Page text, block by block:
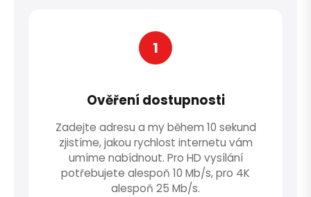
1
Ověření dostupnosti
Zadejte adresu a my během 10 sekund
zjistíme, jakou rychlost internetu vám
umíme nabídnout. Pro HD vysílání
potřebujete alespoň 10 Mb/s, pro 4K
alespoň 25 Mb/s.